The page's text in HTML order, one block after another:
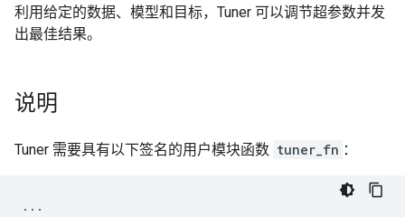
利用给定的数据、模型和目标，Tuner 可以调节超参数并发
出最佳结果。
说明
Tuner 需要具有以下签名的用户模块函数 tuner_fn ：
...